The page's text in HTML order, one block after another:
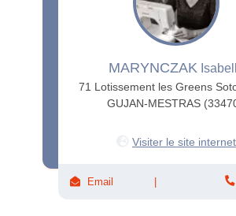
MARYNCZAK
71 Lotissement les Greens
GUJAN-MESTRAS
Visiter le site internet
Email